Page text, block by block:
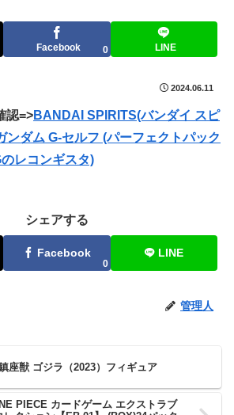
Facebook 0 LINE
2024.06.11
認=>BANDAI SPIRITS(バンダイ スピ
ンダム G-セルフ (パーフェクトパック
レコンギスタ)
シェアする
Facebook
0
LINE
管理人
座獣 ゴジラ（2023）フィギュア
PIECE カードゲーム エクストラブ